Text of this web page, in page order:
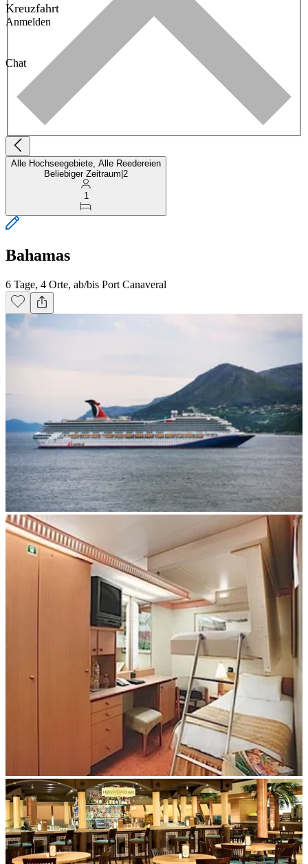
Kreuzfahrt
Anmelden
Chat
Alle Hochseegebiete, Alle Reedereien
Beliebiger Zeitraum 2
1
Bahamas
6 Tage, 4 Orte, ab/bis Port Canaveral